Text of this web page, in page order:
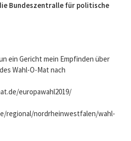
Bundeszentralle für politische
ein Gericht mein Empfinden über
Wahl-O-Mat nach
europawahl2019/
regional/nordrheinwestfalen/wahl-